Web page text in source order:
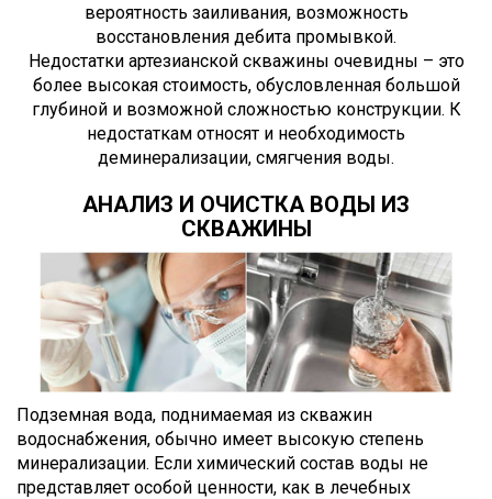
вероятность заиливания, возможность
восстановления дебита промывкой.
Недостатки артезианской скважины очевидны – это
более высокая стоимость, обусловленная большой
глубиной и возможной сложностью конструкции. К
недостаткам относят и необходимость
деминерализации, смягчения воды.
АНАЛИЗ И ОЧИСТКА ВОДЫ ИЗ
СКВАЖИНЫ
Подземная вода, поднимаемая из скважин
водоснабжения, обычно имеет высокую степень
минерализации. Если химический состав воды не
представляет особой ценности, как в лечебных